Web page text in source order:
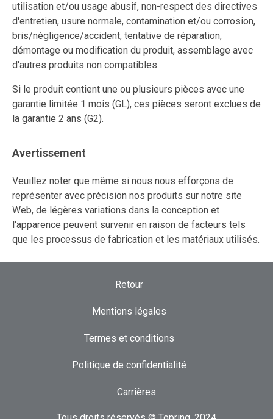
utilisation et/ou usage abusif, non-respect des directives
d'entretien, usure normale, contamination et/ou corrosion,
bris/négligence/accident, tentative de réparation,
démontage ou modification du produit, assemblage avec
d'autres produits non compatibles.
Si le produit contient une ou plusieurs pièces avec une
garantie limitée 1 mois (GL), ces pièces seront exclues de
la garantie 2 ans (G2).
Avertissement
Veuillez noter que même si nous nous efforçons de
représenter avec précision nos produits sur notre site
Web, de légères variations dans la conception et
l'apparence peuvent survenir en raison de facteurs tels
que les processus de fabrication et les matériaux utilisés.
Retour
Mentions légales
Termes et conditions
Politique de confidentialité
Carrières